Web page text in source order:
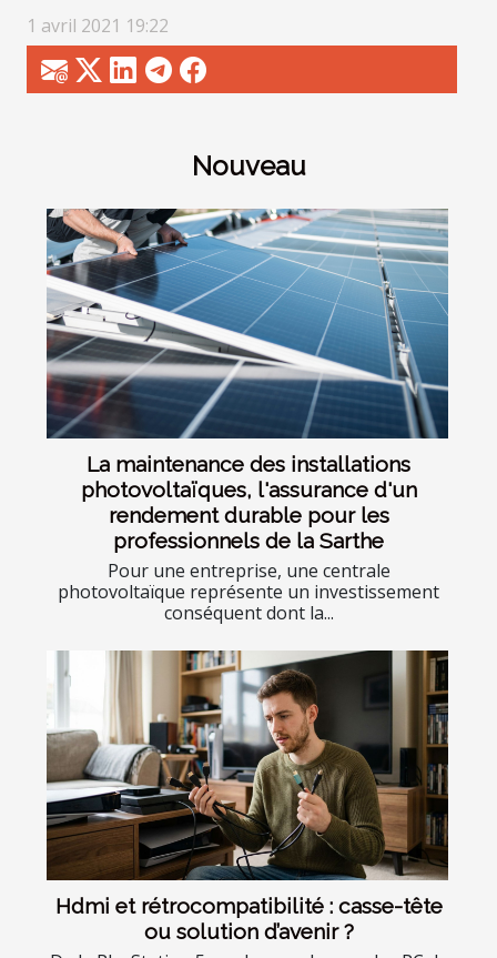
1 avril 2021 19:22
Nouveau
La maintenance des installations
photovoltaïques, l'assurance d'un
rendement durable pour les
professionnels de la Sarthe
Pour une entreprise, une centrale
photovoltaïque représente un investissement
conséquent dont la...
Hdmi et rétrocompatibilité : casse-tête
ou solution d’avenir ?